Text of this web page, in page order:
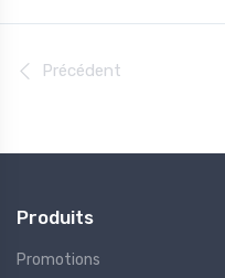
Précédent
Produits
Promotions